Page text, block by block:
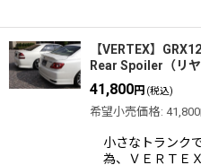
【VERTEX】
Rear Spoiler（リヤ
41,800円 (税込)
希望小売価格: 41,800
小さなトランク
為、ＶＥＲＴＥ